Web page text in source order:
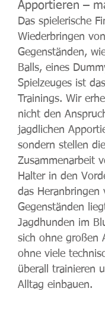
Apportieren –
Das spielerische
Wiederbringen von
Gegenständen,
Balls, eines
Spielzeuges ist
Trainings. Wir
nicht den
jagdlichen
sondern stellen die
Zusammenarbeit
Halter in den
das Heranbringen
Gegenständen
Jagdhunden im
sich ohne großen
ohne viele
überall trainieren
Alltag einbauen.